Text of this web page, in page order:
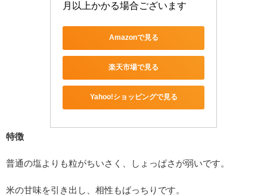
月以上かかる場合ございます
Amazonで見る
楽天市場で見る
Yahoo!ショッピングで見る
特徴
普通の塩よりも粒がちいさく、しょっぱさが弱いです。
米の甘味を引き出し、相性もばっちりです。